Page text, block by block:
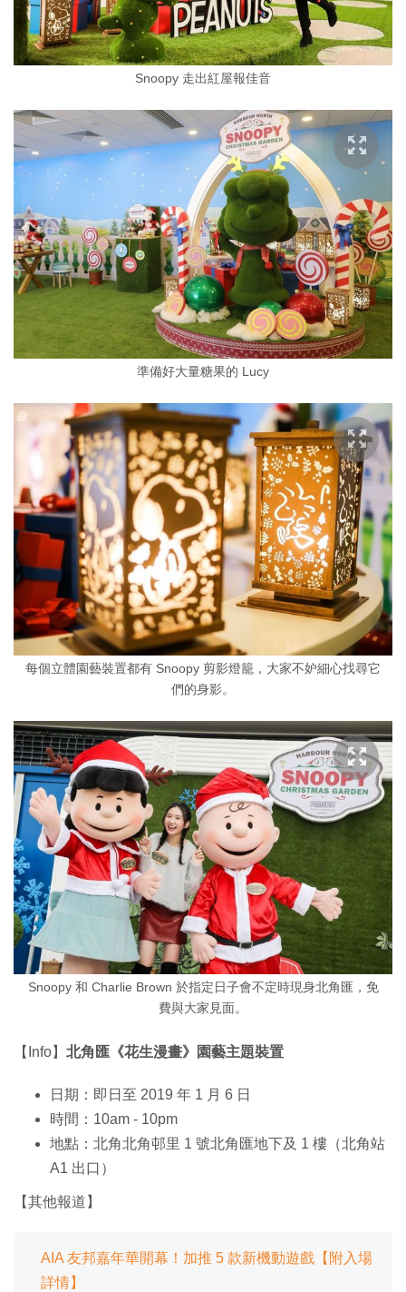
Snoopy 走出紅屋報佳音
準備好大量糖果的 Lucy
每個立體園藝裝置都有 Snoopy 剪影燈籠，大家不妒細心找尋它
們的身影。
Snoopy 和 Charlie Brown 於指定日子會不定時現身北角匯，免
費與大家見面。
【Info】 北角匯《花生漫畫》園藝主題裝置
日期：即日至 2019 年 1 月 6 日
時間：10am - 10pm
地點：北角北角邨里 1 號北角匯地下及 1 樓（北角站
A1 出口）
【其他報道】
AIA 友邦嘉年華開幕！加推 5 款新機動遊戲【附入場
詳情】